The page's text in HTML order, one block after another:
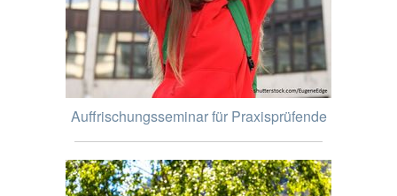
Auffrischungsseminar für Praxisprüfende